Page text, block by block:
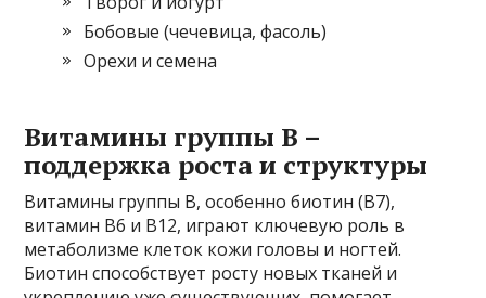
Бобовые (чечевица, фасоль)
Орехи и семена
Витамины группы В –
поддержка роста и структуры
Витамины группы В, особенно биотин (В7),
витамин В6 и В12, играют ключевую роль в
метаболизме клеток кожи головы и ногтей.
Биотин способствует росту новых тканей и